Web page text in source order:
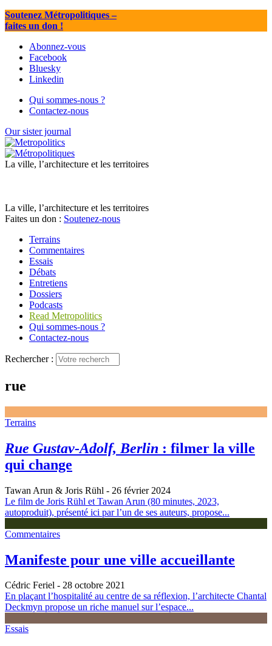
Soutenez Métropolitiques–
faites un don !
Abonnez-vous
Facebook
Bluesky
Linkedin
Qui sommes-nous ?
Contactez-nous
Our sister journal
La ville, l’architecture et les territoires
La ville, l’architecture et les territoires
Faites un don : Soutenez-nous
Terrains
Commentaires
Essais
Débats
Entretiens
Dossiers
Podcasts
Read Metropolitics
Qui sommes-nous ?
Contactez-nous
Rechercher :
rue
Terrains
Rue Gustav-Adolf, Berlin : filmer la ville
qui change
Tawan Arun & Joris Rühl - 26 février 2024
Le film de Joris Rühl et Tawan Arun (80 minutes, 2023,
autoproduit), présenté ici par l’un de ses auteurs, propose...
Commentaires
Manifeste pour une ville accueillante
Cédric Feriel - 28 octobre 2021
En plaçant l’hospitalité au centre de sa réflexion, l’architecte Chantal
Deckmyn propose un riche manuel sur l’espace...
Essais